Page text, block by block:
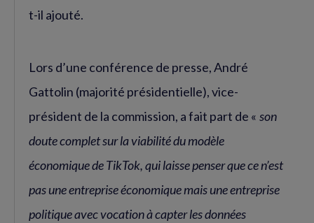
t-il ajouté.
Lors d’une conférence de presse, André
Gattolin (majorité présidentielle), vice-
président de la commission, a fait part de « son
doute complet sur la viabilité du modèle
économique de TikTok, qui laisse penser que ce n’est
pas une entreprise économique mais une entreprise
politique avec vocation à capter les données